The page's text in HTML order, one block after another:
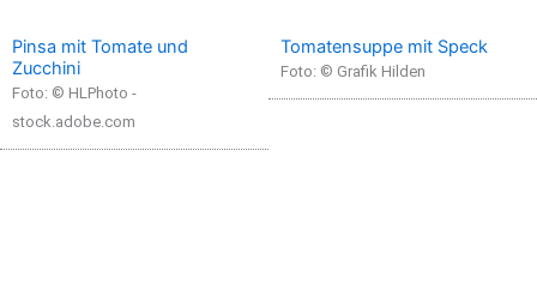
Pinsa mit Tomate und
Zucchini
Foto: © HLPhoto -
stock.adobe.com
Tomatensuppe mit Speck
Foto: © Grafik Hilden